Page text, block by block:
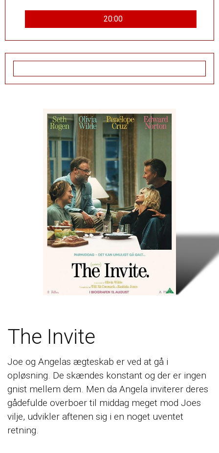
20:00
The Invite
Joe og Angelas ægteskab er ved at gå i
opløsning. De skændes konstant og der er ingen
gnist mellem dem. Men da Angela inviterer deres
gådefulde overboer til middag meget mod Joes
vilje, udvikler aftenen sig i en noget uventet
retning.